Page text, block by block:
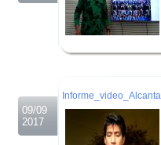
09/09
2017